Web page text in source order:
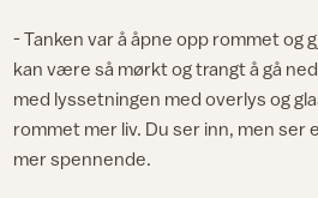
- Tanken var å åpne opp rommet og
kan være så mørkt og trangt å gå
med lyssetningen med overlys og
rommet mer liv. Du ser inn, men ser
mer spennende.